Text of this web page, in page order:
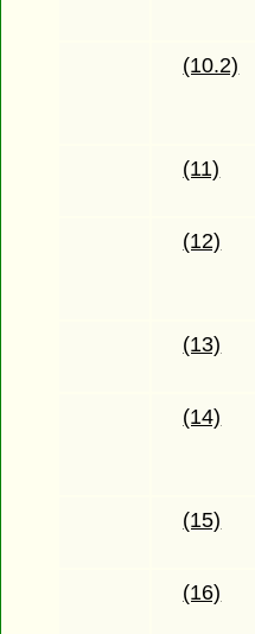
(10.2)
(11)
(12)
(13)
(14)
(15)
(16)